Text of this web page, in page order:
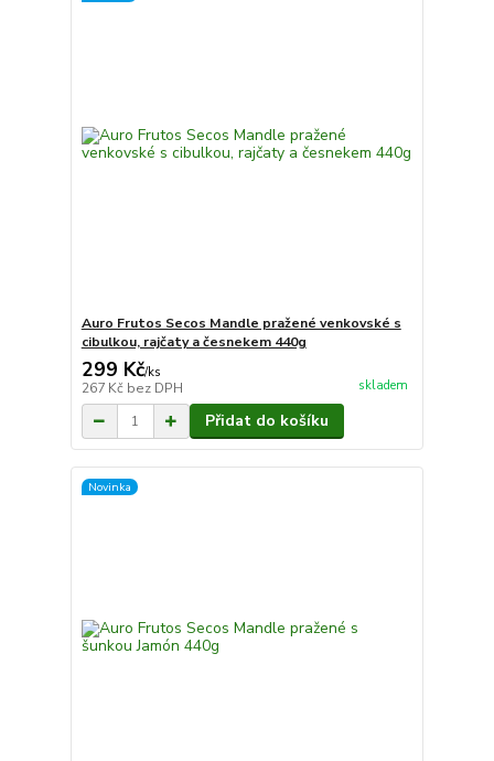
Auro Frutos Secos Mandle pražené venkovské s
cibulkou, rajčaty a česnekem 440g
299 Kč/ks
267 Kč bez DPH skladem
Přidat do košíku
Novinka